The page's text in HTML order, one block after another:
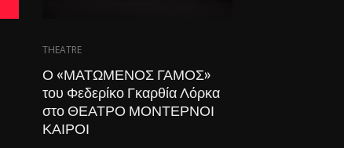
THEATRE
Ο «ΜΑΤΩΜΕΝΟΣ ΓΑΜΟΣ»
του Φεδερίκο Γκαρθία Λόρκα
στο ΘΕΑΤΡΟ ΜΟΝΤΕΡΝΟΙ
ΚΑΙΡΟΙ